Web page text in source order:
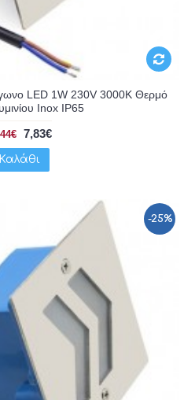
LED 1W 230V 3000K Θερμό
Inox IP65
7,83€
Καλάθι
-25%